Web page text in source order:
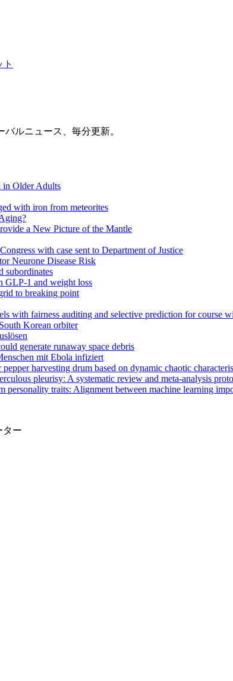
ト
ルニュース、毎分更新。
in Older Adults
with iron from meteorites
a New Picture of the Mantle
with case sent to Department of Justice
Neurone Disease Risk
subordinates
GLP-1 and weight loss
to breaking point
with fairness auditing and selective prediction for
Korean orbiter
generate runaway space debris
mit Ebola infiziert
harvesting drum based on dynamic chaotic
pleurisy: A systematic review and meta-analysis
personality traits: Alignment between machine learning
ター